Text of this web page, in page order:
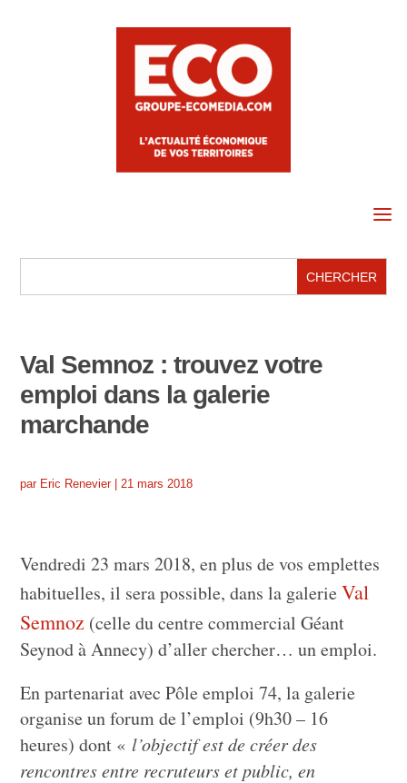
a
Val Semnoz : trouvez votre
emploi dans la galerie
marchande
par Eric Renevier| 21 mars 2018
Vendredi 23 mars 2018, en plus de vos emplettes
habituelles, il sera possible, dans la galerieVal
Semnoz (celle du centre commercial Géant
Seynod à Annecy) d’aller chercher… un emploi.
En partenariat avec Pôle emploi 74, la galerie
organise un forum de l’emploi (9h30 – 16
heures) dont « l’objectif est de créer des
rencontres entre recruteurs et public, en